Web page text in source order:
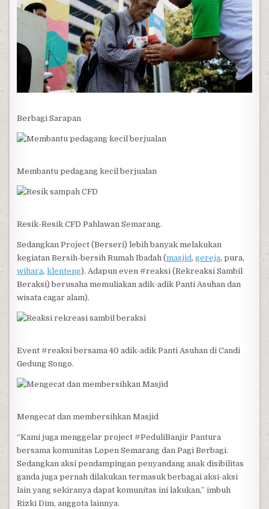
Berbagi Sarapan
Membantu pedagang kecil berjualan
Resik-Resik CFD Pahlawan Semarang.
Sedangkan Project (Berseri) lebih banyak melakukan
kegiatan Bersih-bersih Rumah Ibadah (masjid ,gereja, pura,
wihara,klenteng). Adapun even #reaksi (Rekreaksi Sambil
Beraksi) berusaha memuliakan adik-adik Panti Asuhan dan
wisata cagar alam).
Event #reaksi bersama 40 adik-adik Panti Asuhan di Candi
Gedung Songo.
Mengecat dan membersihkan Masjid
“Kami juga menggelar project #PeduliBanjir Pantura
bersama komunitas Lopen Semarang dan Pagi Berbagi.
Sedangkan aksi pendampingan penyandang anak disibilitas
ganda juga pernah dilakukan termasuk berbagai aksi-aksi
lain yang sekiranya dapat komunitas ini lakukan,” imbuh
Rizki Dim, anggota lainnya.